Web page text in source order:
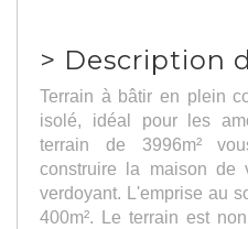
> Description
Terrain à bâtir en plein
isolé, idéal pour les
terrain de 3996m²
construire la maison de
verdoyant. L'emprise au
400m². Le terrain est